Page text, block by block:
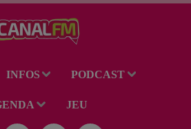
de 38 ans a été mis en examen
pour homicide...
INFOS PODCAST
JEU